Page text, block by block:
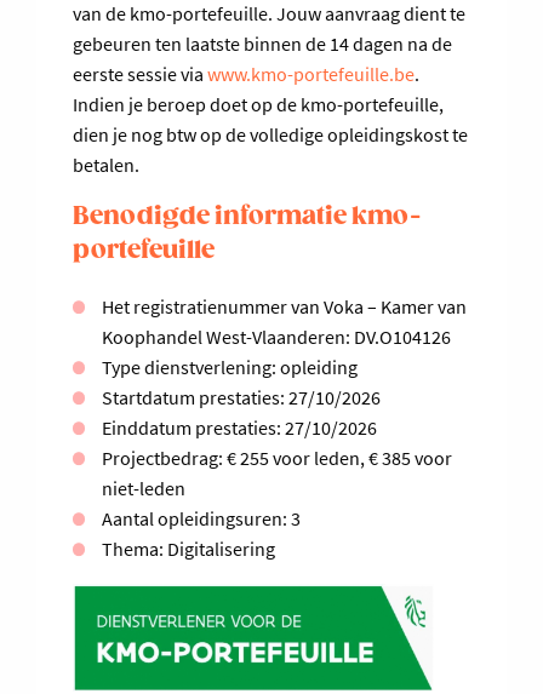
van de kmo-portefeuille. Jouw aanvraag dient te
gebeuren ten laatste binnen de 14 dagen na de
eerste sessie via www.kmo-portefeuille.be.
Indien je beroep doet op de kmo-portefeuille,
dien je nog btw op de volledige opleidingskost te
betalen.
Benodigde informatie kmo-
portefeuille
Het registratienummer van Voka – Kamer van
Koophandel West-Vlaanderen: DV.O104126
Type dienstverlening: opleiding
Startdatum prestaties: 27/10/2026
Einddatum prestaties: 27/10/2026
Projectbedrag: € 255 voor leden, € 385 voor
niet-leden
Aantal opleidingsuren: 3
Thema: Digitalisering